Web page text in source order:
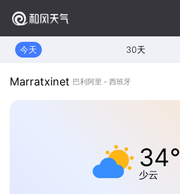
今天 30天
Marratxinet 巴利阿里 - 西班牙
34°
少云